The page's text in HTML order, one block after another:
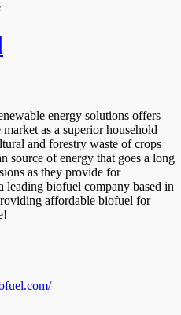
energy solutions offers
as a superior household
and forestry waste of crops
source of energy that goes a long
as they provide for
leading biofuel company based in
affordable biofuel for